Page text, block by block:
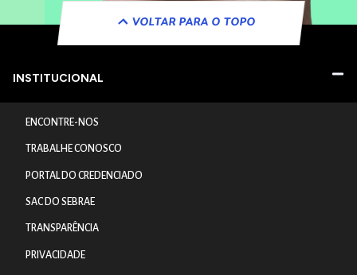
VOLTAR PARA O TOPO
INSTITUCIONAL
ENCONTRE-NOS
TRABALHE CONOSCO
PORTAL DO CREDENCIADO
SAC DO SEBRAE
TRANSPARÊNCIA
PRIVACIDADE